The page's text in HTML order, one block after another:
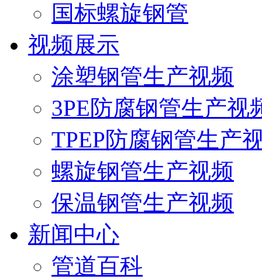
国标螺旋钢管
视频展示
涂塑钢管生产视频
3PE防腐钢管生产视
TPEP防腐钢管生产
螺旋钢管生产视频
保温钢管生产视频
新闻中心
管道百科